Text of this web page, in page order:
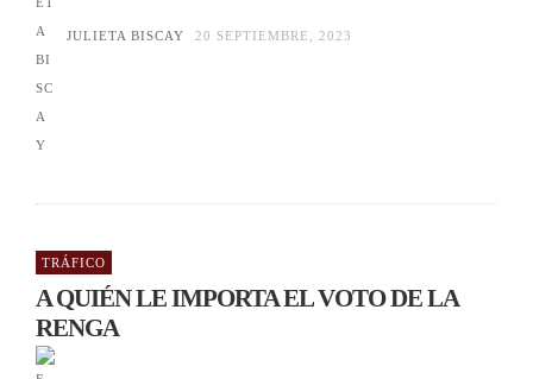
JULIETA BISCAY 20 SEPTIEMBRE, 2023
TRÁFICO
A QUIÉN LE IMPORTA EL VOTO DE LA
RENGA